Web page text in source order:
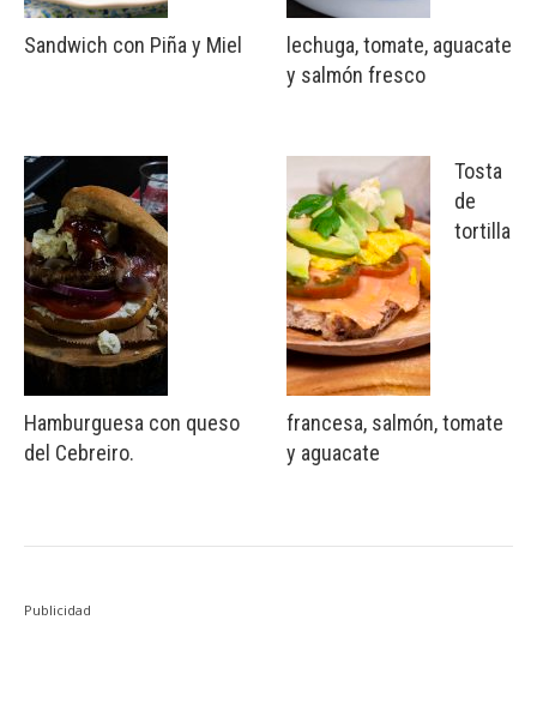
Sandwich con Piña y Miel
Hamburguesa con queso
del Cebreiro.
lechuga, tomate, aguacate
y salmón fresco
Tosta
de
tortilla
francesa, salmón, tomate
y aguacate
Publicidad